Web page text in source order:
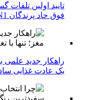
تایید اولین تلفات
فوق حاد پرندگان H5N1 در استرالیا
راهکار جدید علمی
یک عادت غذایی